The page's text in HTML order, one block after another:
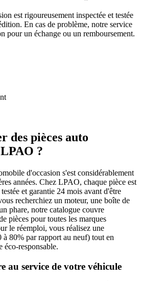
est rigoureusement inspectée et testée
En cas de problème, notre service
pour un échange ou un remboursement.
des pièces auto
?
d'occasion s'est considérablement
années. Chez LPAO, chaque pièce est
et garantie 24 mois avant d'être
recherchiez un moteur, une boîte de
phare, notre catalogue couvre
pièces pour toutes les marques
le réemploi, vous réalisez une
à 80% par rapport au neuf) tout en
éco-responsable.
au service de votre véhicule